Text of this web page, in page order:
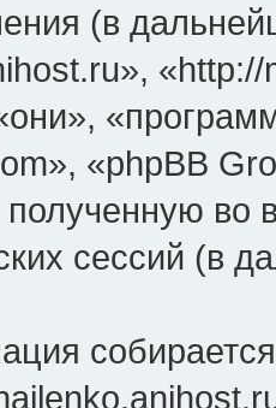
(в
«phpBB
во
сессий (в